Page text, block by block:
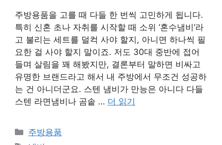
주방용품을 고를 때 다들 한 번씩 고민하게 됩니다.
특히 신혼 초나 자취를 시작할 때 소위 ‘혼수냄비’라
고 불리는 세트를 덜컥 사야 할지, 아니면 하나씩 필
요한 걸 사야 할지 말이죠. 저도 30대 중반에 접어
들며 살림을 꽤 해봤지만, 결론부터 말하면 비싸고
유명한 브랜드라고 해서 내 주방에서 무조건 성공하
는 건 아니더군요. 스텐 냄비가 만능은 아니다 다들
스텐 라면냄비나 곰솥 … 더 읽기
카
테
주방용품